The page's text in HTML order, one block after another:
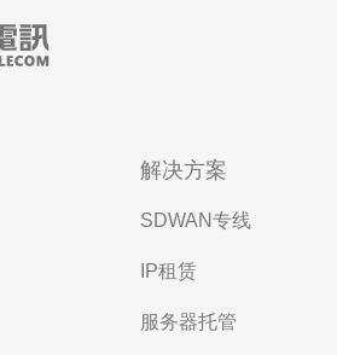
解决方案
SDWAN专线
IP租赁
服务器托管